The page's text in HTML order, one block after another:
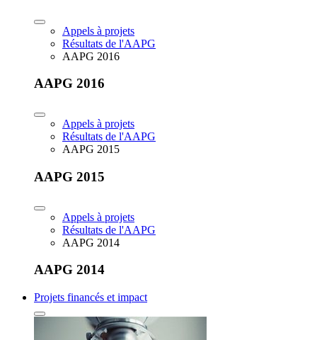
Appels à projets
Résultats de l'AAPG
AAPG 2016
AAPG 2016
Appels à projets
Résultats de l'AAPG
AAPG 2015
AAPG 2015
Appels à projets
Résultats de l'AAPG
AAPG 2014
AAPG 2014
Projets financés et impact